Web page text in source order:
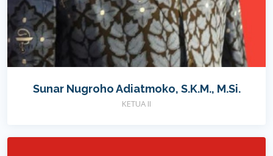
Sunar Nugroho Adiatmoko, S.K.M., M.Si.
KETUA II